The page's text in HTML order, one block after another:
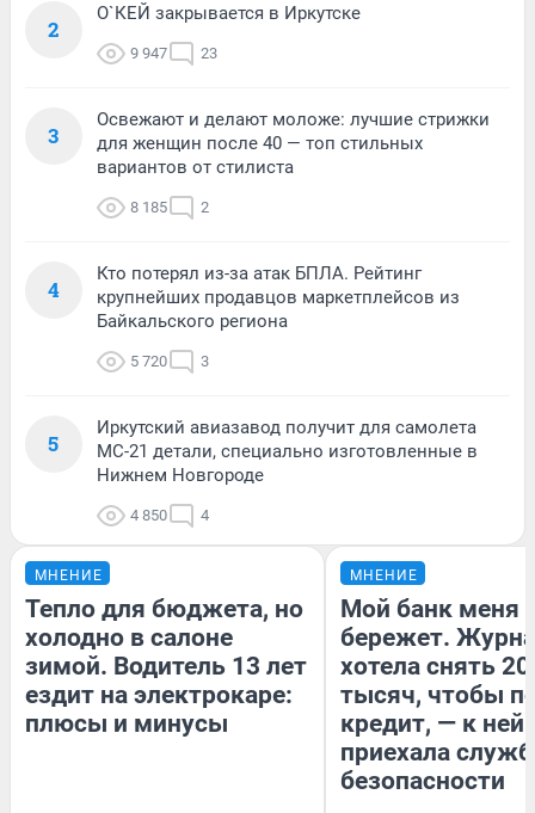
2
О`КЕЙ закрывается в Иркутске
9 947 23
3
Освежают и делают моложе: лучшие стрижки
для женщин после 40 — топ стильных
вариантов от стилиста
8 185 2
4
Кто потерял из-за атак БПЛА. Рейтинг
крупнейших продавцов маркетплейсов из
Байкальского региона
5 720 3
5
Иркутский авиазавод получит для самолета
МС-21 детали, специально изготовленные в
Нижнем Новгороде
4 850 4
МНЕНИЕ
Тепло для бюджета, но
холодно в салоне
зимой. Водитель 13 лет
ездит на электрокаре:
плюсы и минусы
МНЕНИЕ
Мой банк меня
бережет.
хотела снять
тысяч, чтобы
кредит, — к
приехала
безопасности